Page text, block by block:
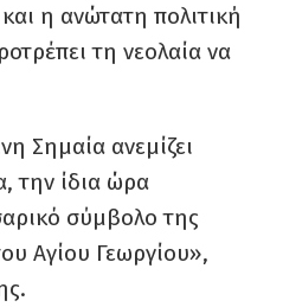
η ανώτατη πολιτική
τη νεολαία να
Σημαία ανεμίζει
την ίδια ώρα
σύμβολο της
Αγίου Γεωργίου»,